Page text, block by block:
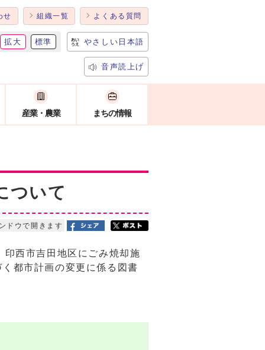
せ 組織一覧 よくある質問
拡大 標準 やさしい日本語
音声読上げ
産業・農業 まちの情報
ついて
ドウで開きます
西市吉田地区にごみ焼却施
都市計画の変更に係る図書